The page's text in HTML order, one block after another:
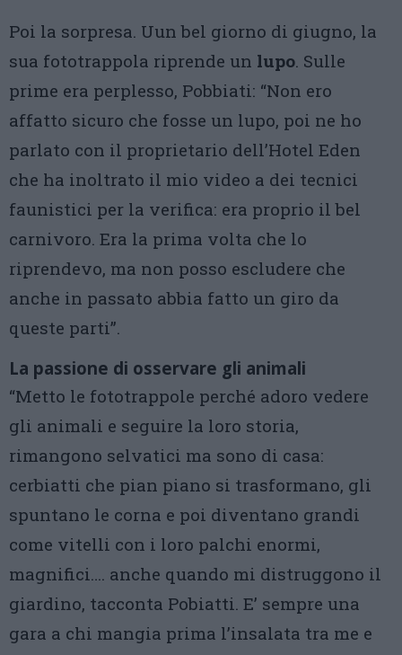
Poi la sorpresa. Uun bel giorno di giugno, la
sua fototrappola riprende un lupo. Sulle
prime era perplesso, Pobbiati: “Non ero
affatto sicuro che fosse un lupo, poi ne ho
parlato con il proprietario dell’Hotel Eden
che ha inoltrato il mio video a dei tecnici
faunistici per la verifica: era proprio il bel
carnivoro. Era la prima volta che lo
riprendevo, ma non posso escludere che
anche in passato abbia fatto un giro da
queste parti”.
La passione di osservare gli animali
“Metto le fototrappole perché adoro vedere
gli animali e seguire la loro storia,
rimangono selvatici ma sono di casa:
cerbiatti che pian piano si trasformano, gli
spuntano le corna e poi diventano grandi
come vitelli con i loro palchi enormi,
magnifici…. anche quando mi distruggono il
giardino, tacconta Pobiatti. E’ sempre una
gara a chi mangia prima l’insalata tra me e